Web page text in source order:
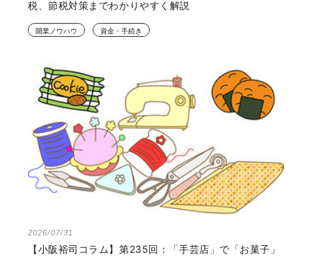
税、節税対策までわかりやすく解説
開業ノウハウ 資金・手続き
2026/07/31
【小阪裕司コラム】第235回：「手芸店」で「お菓子」